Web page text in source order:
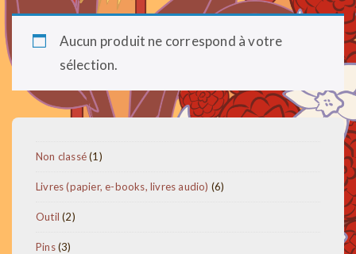
Aucun produit ne correspond à votre
sélection.
Non classé 1 1
Livres (papier, e-books, livres audio) 66
Outil 22
Pins 33